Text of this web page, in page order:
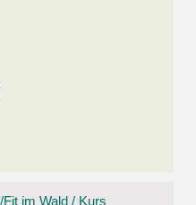
im Wald / Kurs